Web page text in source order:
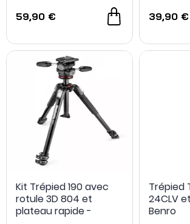
- 5,10 €
59,90 € 39,90 €
Kit Trépied 190 avec
rotule 3D 804 et
plateau rapide -
Trépied
24CLV
Benro